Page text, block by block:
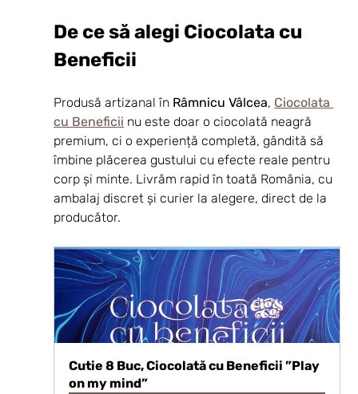
De ce să alegi Ciocolata cu
Beneficii
Produsă artizanal în Râmnicu Vâlcea, Ciocolata
cu Beneficii nu este doar o ciocolată neagră
premium, ci o experiență completă, gândită să
îmbine plăcerea gustului cu efecte reale pentru
corp și minte. Livrăm rapid în toată România, cu
ambalaj discret și curier la alegere, direct de la
producător.
Cutie 8 Buc, Ciocolată cu Beneficii ”Play
on my mind”